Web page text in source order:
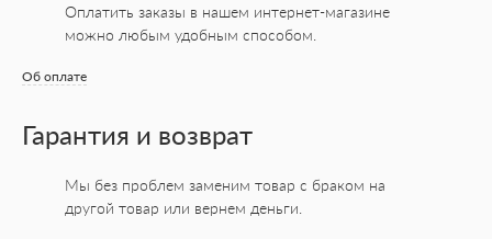
Оплатить заказы в нашем интернет-магазине
можно любым удобным способом.
Об оплате
Гарантия и возврат
Мы без проблем заменим товар с браком на
другой товар или вернем деньги.